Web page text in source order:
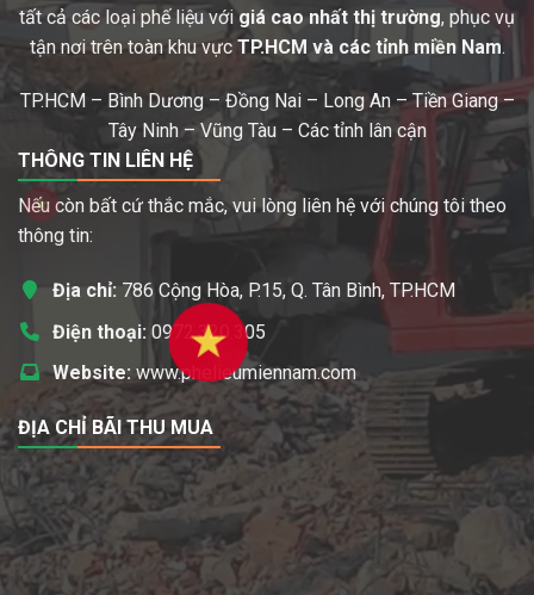
tất cả các loại phế liệu vớigiá cao nhất thị trường, phục vụ
tận nơi trên toàn khu vực TP.HCM và các tỉnh miền Nam.
TP.HCM – Bình Dương – Đồng Nai – Long An – Tiền Giang –
Tây Ninh – Vũng Tàu – Các tỉnh lân cận
THÔNG TIN LIÊN HỆ
Nếu còn bất cứ thắc mắc, vui lòng liên hệ với chúng tôi theo
thông tin:
Địa chỉ: 786 Cộng Hòa, P.15, Q. Tân Bình, TP.HCM
Điện thoại: 0972.320.305
Website: www.phelieumiennam.com
ĐỊA CHỈ BÃI THU MUA